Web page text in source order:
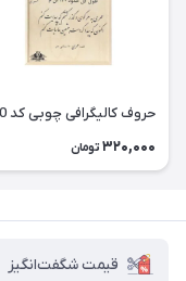
حروف کالیگرافی چوبی کد 40
320,000 تومان
قیمت شگفت‌انگیز